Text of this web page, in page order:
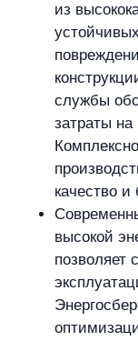
из
службы
затраты
качество
высокой
позволяет